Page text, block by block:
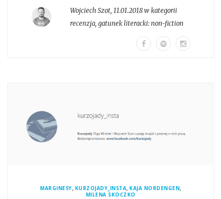
Wojciech Szot, 11.01.2018 w kategorii
recenzja, gatunek literacki:non-fiction
MARGINESY, KURZOJADY_INSTA, KAJA NORDENGEN,
MILENA SKOCZKO